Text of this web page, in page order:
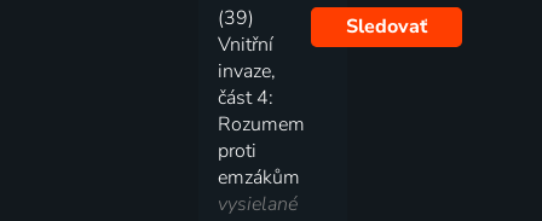
(39)
Vnitřní
invaze,
část 4:
Rozumem
proti
emzákům
vysielané
Sledovať